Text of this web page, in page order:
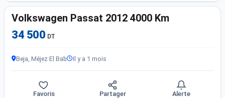
Volkswagen Passat 2012 4000 Km
34 500 DT
Beja, Méjez El Bab Il y a 1 mois
Favoris Partager Alerte